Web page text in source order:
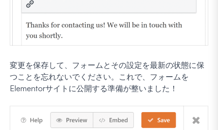
変更を保存して、フォームとその設定を最新の状態に保
つことを忘れないでください。これで、フォームを
Elementorサイトに公開する準備が整いました！